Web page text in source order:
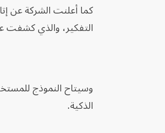
التفكير، والذي كشفت
الذكية.